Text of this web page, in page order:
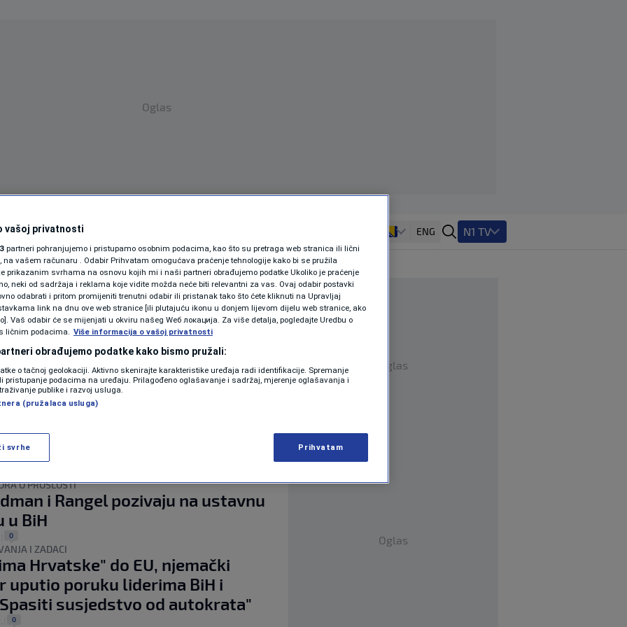
Oglas
SPORTSVIJETMAGAZIN
ZDRAVLJE
SHOWBIZ
KOLUMNE
PODCAST
VIRALNO
PROMO
VIDEO
ENG N1 TV
put za izgradnju sporne fabrike u
koja je u suvlasništvu hrvatskog
Grlić Radmana
| 0
ZA BIH
"Ne gurajte nas u rat, Hrvati ovdje
O PROŠLOSTI
i Rangel pozivaju na ustavnu
u BiH
0
I ZADACI
Hrvatske" do EU, njemački
uputio poruku liderima BiH i
susjedstvo od autokrata"
0
Oglas
Oglas
vašoj privatnosti
partneri pohranjujemo i pristupamo osobnim podacima, kao što su pretraga web stranica ili lični
na vašem računaru . Odabir Prihvatam omogućava praćenje tehnologije kako bi se pružila
prikazanim svrhama na osnovu kojih mi i naši partneri obrađujemo podatke Ukoliko je praćenje
neki od sadržaja i reklama koje vidite možda neće biti relevantni za vas. Ovaj odabir postavki
odabrati i pritom promijeniti trenutni odabir ili pristanak tako što ćete kliknuti na Upravljaj
link na dnu ove web stranice [ili plutajuću ikonu u donjem lijevom dijelu web stranice, ako
Vaš odabir će se mijenjati u okviru našeg Wеб локација. Za više detalja, pogledajte Uredbu o
ličnim podacima. Više informacija o vašoj privatnosti
obrađujemo podatke kako bismo pružali:
o tačnoj geolokaciji. Aktivno skenirajte karakteristike uređaja radi identifikacije. Spremanje
pristupanje podacima na uređaju. Prilagođeno oglašavanje i sadržaj, mjerenje oglašavanja i
publike i razvoj usluga.
(pružalaca usluga)
svrhe Prihvatam